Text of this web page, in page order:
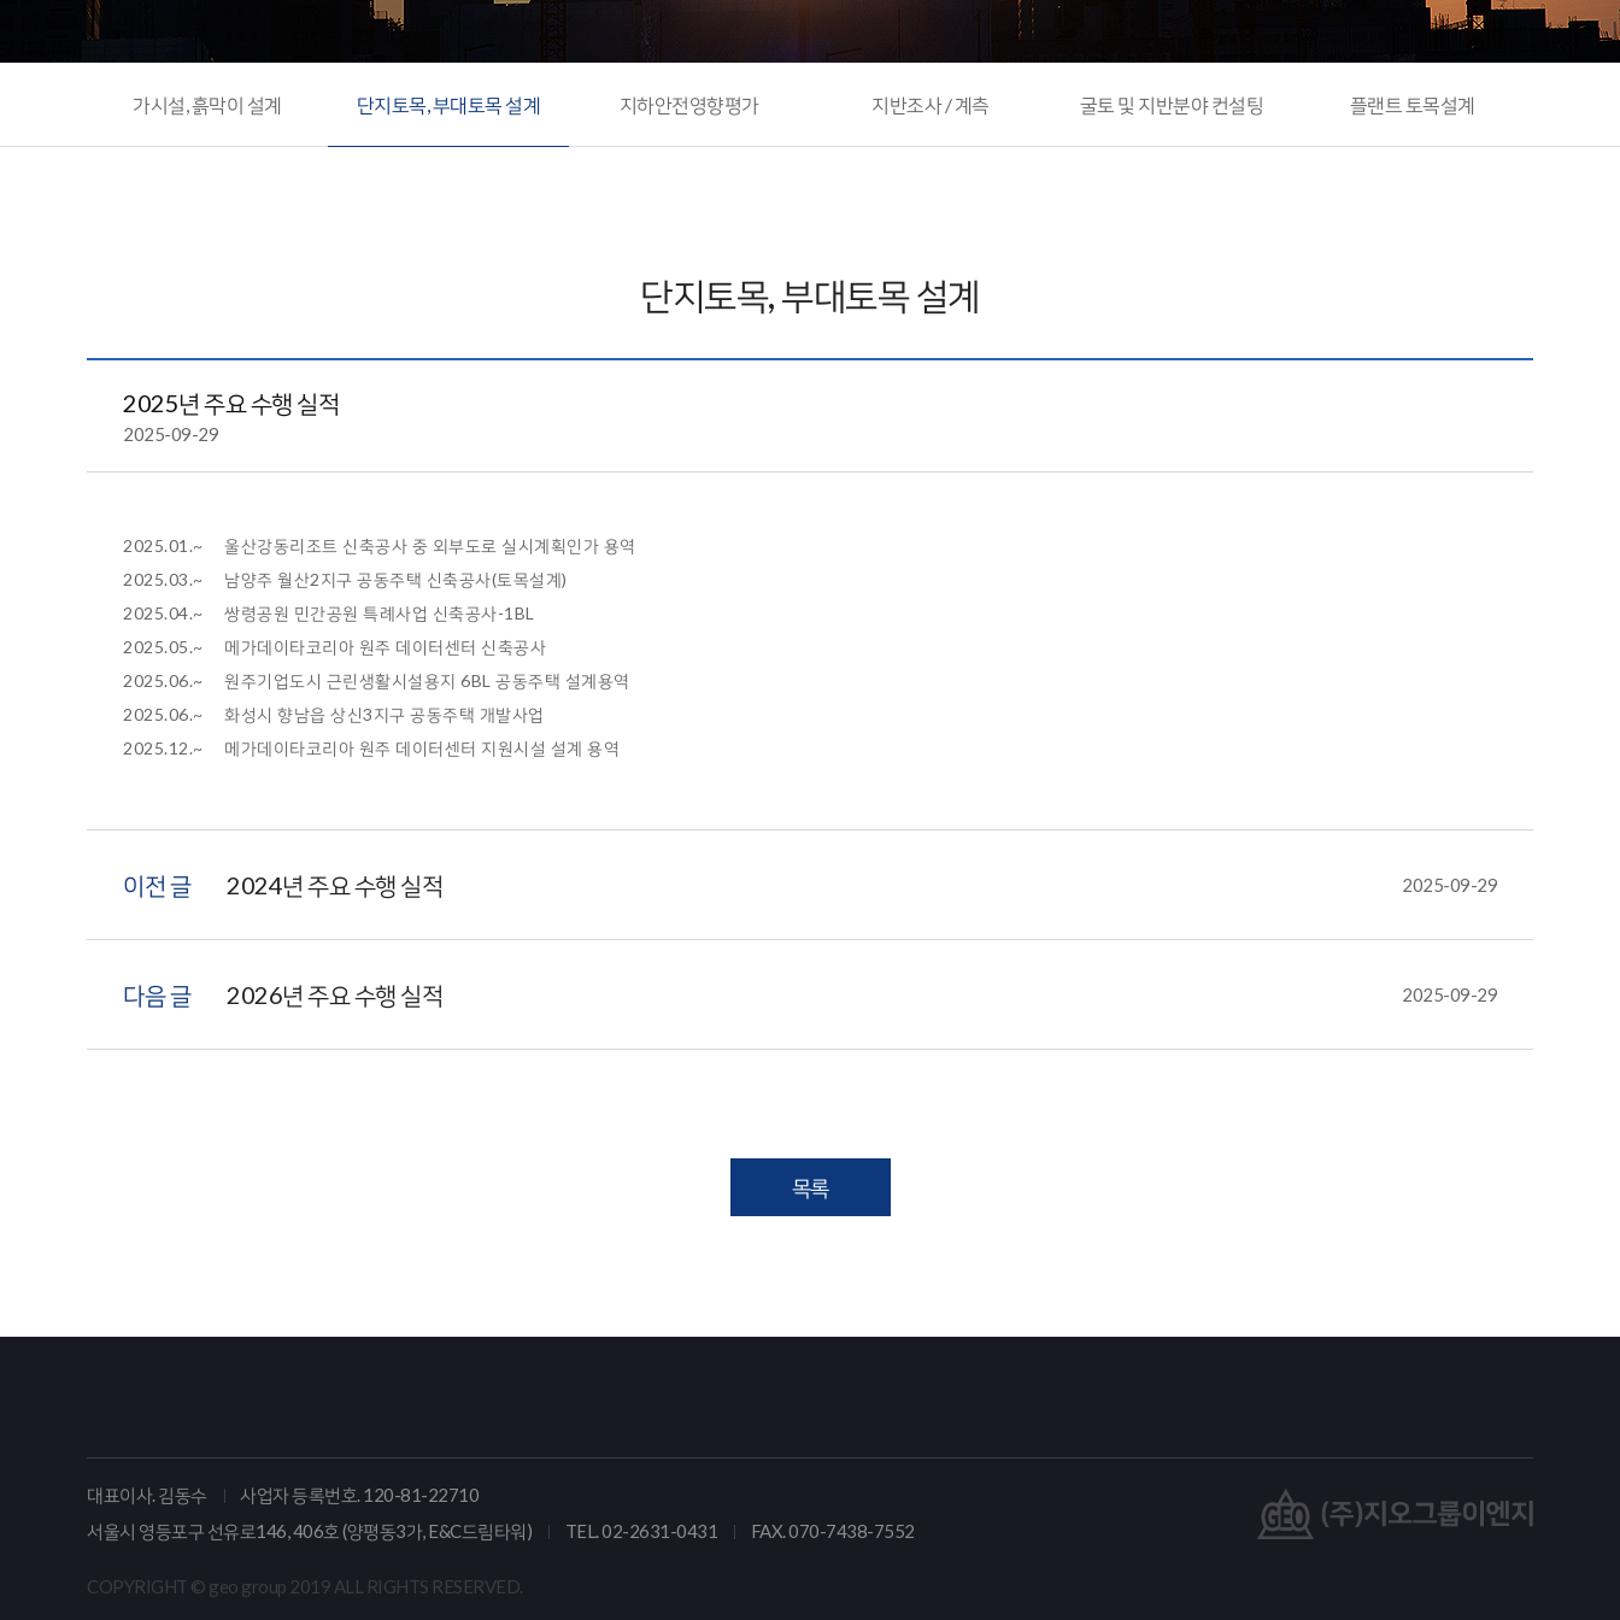
가시설, 흙막이 설계 단지토목, 부대토목 설계 지하안전영향평가 지반조사 / 계측 굴토 및 지반분야 컨설팅 플랜트 토목설계
단지토목, 부대토목 설계
2025년 주요 수행 실적
2025-09-29
2025.01.~ 울산강동리조트 신축공사 중 외부도로 실시계획인가 용역
2025.03.~ 남양주 월산2지구 공동주택 신축공사(토목설계)
2025.04.~ 쌍령공원 민간공원 특례사업 신축공사-1BL
2025.05.~ 메가데이타코리아 원주 데이터센터 신축공사
2025.06.~ 원주기업도시 근린생활시설용지 6BL 공동주택 설계용역
2025.06.~ 화성시 향남읍 상신3지구 공동주택 개발사업
2025.12.~ 메가데이타코리아 원주 데이터센터 지원시설 설계 용역
이전 글 2024년 주요 수행 실적 2025-09-29
다음 글 2026년 주요 수행 실적 2025-09-29
목록
대표이사. 김동수
사업자 등록번호. 120-81-22710
서울시 영등포구 선유로146, 406호 (양평동3가, E&C드림타워)
TEL. 02-2631-0431 FAX. 070-7438-7552
COPYRIGHT © geo group 2019 ALL RIGHTS RESERVED.